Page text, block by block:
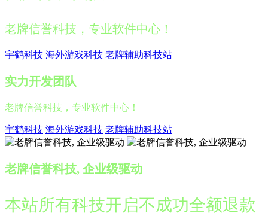
老牌信誉科技，专业软件中心！
宇鹤科技 海外游戏科技 老牌辅助科技站
实力开发团队
老牌信誉科技，专业软件中心！
宇鹤科技 海外游戏科技 老牌辅助科技站
老牌信誉科技, 企业级驱动
本站所有科技开启不成功全额退款